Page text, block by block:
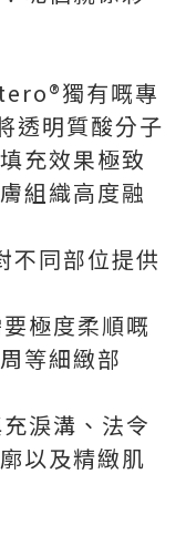
獨有嘅專
透明質酸分子
充效果極致
組織高度融
不同部位提供
極度柔順嘅
等細緻部
淚溝、法令
以及精緻肌